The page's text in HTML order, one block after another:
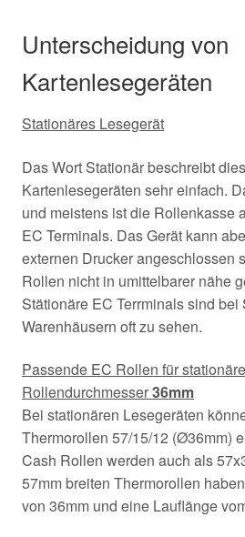
Unterscheidung von
Kartenlesegeräten
Stationäres Lesegerät
Das Wort Stationär beschreibt
Kartenlesegeräten sehr einfach.
und meistens ist die Rollenkasse
EC Terminals. Das Gerät kann
externen Drucker angeschlossen
Rollen nicht in umittelbarer nähe
Stätionäre EC Terrminals sind bei
Warenhäusern oft zu sehen.
Passende EC Rollen für
Rollendurchmesser36mm
Bei stationären Lesegeräten
Thermorollen 57/15/12 (Ø36mm)
Cash Rollen werden auch als
57mm breiten Thermorollen
von 36mm und eine Lauflänge